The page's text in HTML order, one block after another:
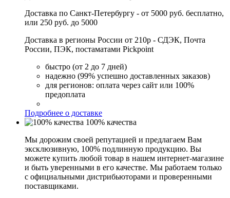
Доставка по Санкт-Петербургу - от 5000 руб. бесплатно,
или 250 руб. до 5000
Доставка в регионы России от 210р - СДЭК, Почта
России, ПЭК, постаматами Pickpoint
быстро (от 2 до 7 дней)
надежно (99% успешно доставленных заказов)
для регионов: оплата через сайт или 100%
предоплата
Подробнее о доставке
100% качества
Мы дорожим своей репутацией и предлагаем Вам
эксклюзивную, 100% подлинную продукцию. Вы
можете купить любой товар в нашем интернет-магазине
и быть уверенными в его качестве. Мы работаем только
с официальными дистрибьюторами и проверенными
поставщиками.